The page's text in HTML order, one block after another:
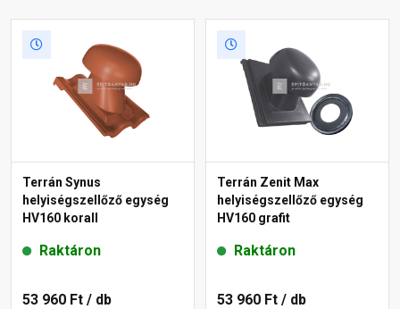
Terrán Synus
helyiségszellőző egység
HV160 korall
Raktáron
53 960 Ft / db
Terrán Zenit Max
helyiségszellőző egység
HV160 grafit
Raktáron
53 960 Ft / db